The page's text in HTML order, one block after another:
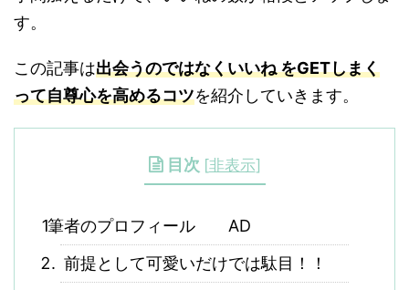
す。
この記事は出会うのではなくいいね をGETしまく
って自尊心を高めるコツを紹介していきます。
目次 [非表示]
筆者のプロフィール AD
前提として可愛いだけでは駄目！！